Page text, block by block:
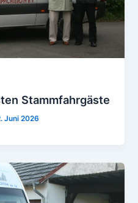
Stammfahrgäste
Juni 2026